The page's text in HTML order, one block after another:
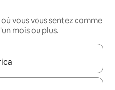
vous vous sentez comme
mois ou plus.
utilisez les flèches vers le